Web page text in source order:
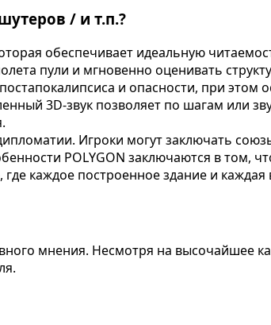
/ и т.п.?
обеспечивает идеальную
пули и мгновенно оценивать
и опасности, при
3D-звук позволяет по шагам или
Игроки могут заключать
POLYGON заключаются в том,
каждое построенное здание и
мнения. Несмотря на высочайшее